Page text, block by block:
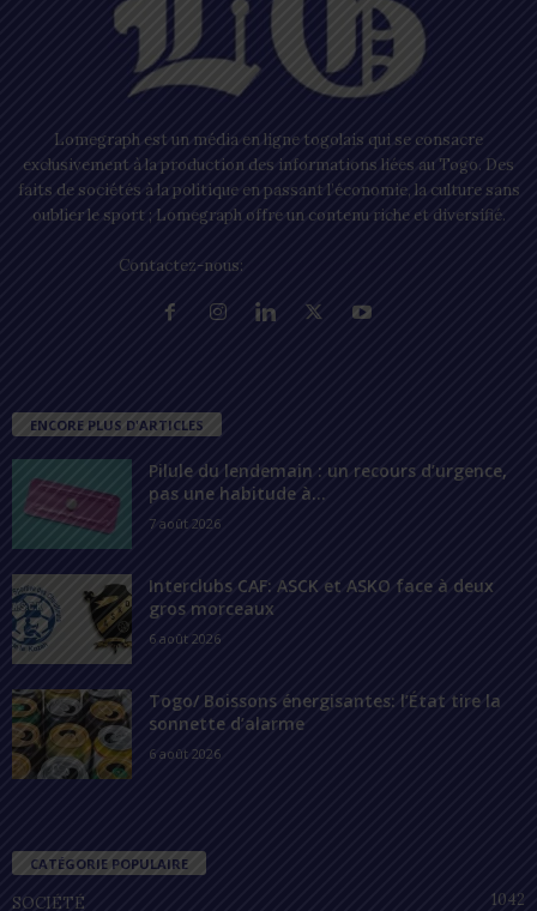
Lomegraph est un média en ligne togolais qui se consacre
exclusivement à la production des informations liées au Togo. Des
faits de sociétés à la politique en passant l’économie, la culture sans
oublier le sport ; Lomegraph offre un contenu riche et diversifié.
Contactez-nous:
ENCORE PLUS D'ARTICLES
Pilule du lendemain : un recours d’urgence,
pas une habitude à...
7 août 2026
Interclubs CAF: ASCK et ASKO face à deux
gros morceaux
6 août 2026
Togo/ Boissons énergisantes: l’État tire la
sonnette d’alarme
6 août 2026
CATÉGORIE POPULAIRE
SOCIÉTÉ 1042